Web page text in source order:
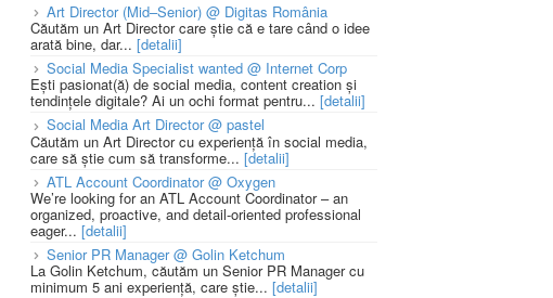
Art Director (Mid–Senior) @ Digitas România
Căutăm un Art Director care știe că e tare când o idee
arată bine, dar... [detalii]
Social Media Specialist wanted @ Internet Corp
Ești pasionat(ă) de social media, content creation și
tendințele digitale? Ai un ochi format pentru... [detalii]
Social Media Art Director @ pastel
Căutăm un Art Director cu experiență în social media,
care să știe cum să transforme... [detalii]
ATL Account Coordinator @ Oxygen
We’re looking for an ATL Account Coordinator – an
organized, proactive, and detail-oriented professional
eager... [detalii]
Senior PR Manager @ Golin Ketchum
La Golin Ketchum, căutăm un Senior PR Manager cu
minimum 5 ani experiență, care știe... [detalii]